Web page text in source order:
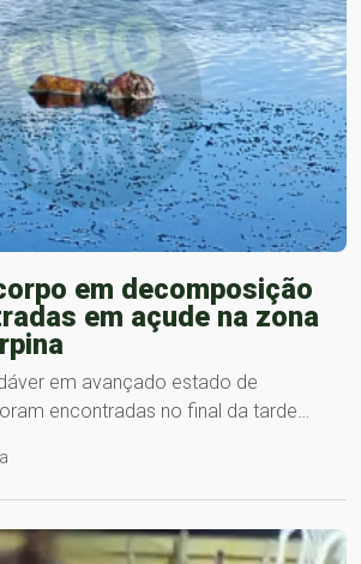
em decomposição
em açude na zona
em avançado estado de
encontradas no final da tarde…